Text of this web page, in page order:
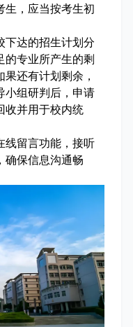
生，应当按考生初
下达的招生计划分
的专业所产生的剩
还有计划剩余，
小组研判后，申请
收并用于校内统
线留言功能，接听
确保信息沟通畅